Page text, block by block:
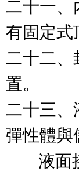
二十一、
有固定式
二十二、
置。
二十三、
彈性體與
液面接